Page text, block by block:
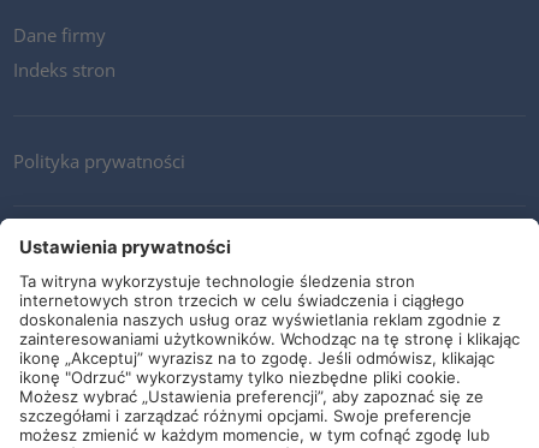
Dane firmy
Indeks stron
Polityka prywatności
Kontakt
Newsletter
Ogólne warunki i dostawy